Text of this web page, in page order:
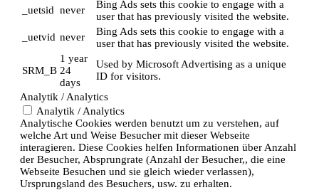
_uetsid never
Bing Ads sets this cookie to engage with a
user that has previously visited the website.
_uetvid never
Bing Ads sets this cookie to engage with a
user that has previously visited the website.
SRM_B
1 year
24
days
Used by Microsoft Advertising as a unique
ID for visitors.
Analytik / Analytics
Analytik / Analytics
Analytische Cookies werden benutzt um zu verstehen, auf
welche Art und Weise Besucher mit dieser Webseite
interagieren. Diese Cookies helfen Informationen über Anzahl
der Besucher, Absprungrate (Anzahl der Besucher,, die eine
Webseite Besuchen und sie gleich wieder verlassen),
Ursprungsland des Besuchers, usw. zu erhalten.